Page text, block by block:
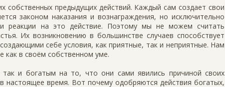
собственных предыдущих действий. Каждый сам создает свои
законом наказания и вознаграждения, но исключительно
реакции на это действие. Поэтому мы не можем считать
Их возникновению в большинстве случаев способствует
себе условия, как приятные, так и неприятные. Нам
как в своём собственном уме.
и богатым на то, что они сами явились причиной своих
настоящее время. Вот почему одобряются действия богатых,